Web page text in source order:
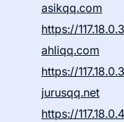
asikqq.com
https://
ahliqq.com
https://
jurusqq.net
https://